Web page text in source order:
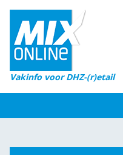
Vakinfo voor DHZ-(r)etail
Home
Magazines
DHZ Sessie
Marktcijfers